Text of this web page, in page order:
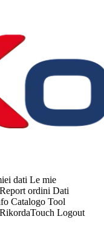
dati Le mie
Report ordini Dati
Catalogo Tool
RikordaTouch Logout